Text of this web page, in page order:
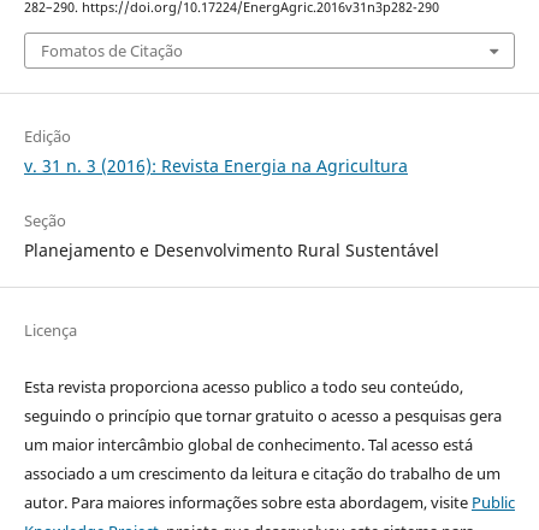
282–290. https://doi.org/10.17224/EnergAgric.2016v31n3p282-290
Fomatos de Citação
Edição
v. 31 n. 3 (2016): Revista Energia na Agricultura
Seção
Planejamento e Desenvolvimento Rural Sustentável
Licença
Esta revista proporciona acesso publico a todo seu conteúdo,
seguindo o princípio que tornar gratuito o acesso a pesquisas gera
um maior intercâmbio global de conhecimento. Tal acesso está
associado a um crescimento da leitura e citação do trabalho de um
autor. Para maiores informações sobre esta abordagem, visite Public